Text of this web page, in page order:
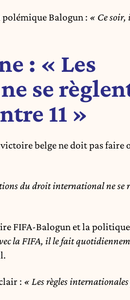
Balogun : « Ce soir,
: « Les
se
11 »
belge ne doit pas faire
du droit international ne se
FIFA-Balogun et la
la FIFA, il le fait
: « Les règles